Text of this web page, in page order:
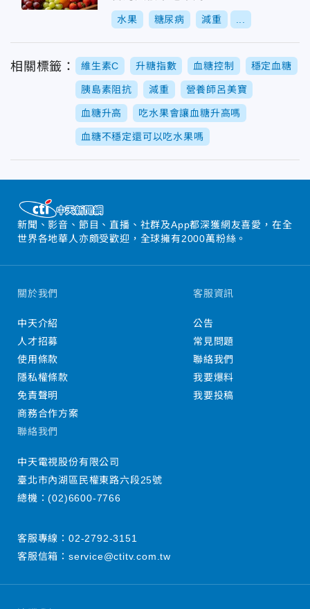
水果 糖尿病 減重
相關標籤： 維生素C 升糖指數 血糖控制 穩定血糖
胰島素阻抗 減重 營養師呂美寶
血糖升高 吃水果會讓血糖升高嗎
血糖不穩定還可以吃水果嗎
新聞、影音、節目、直播、社群及App都深獲網友喜愛，在全
世界各地華人亦頗受歡迎，全球擁有2000萬粉絲。
關於我們
中天介紹
人才招募
使用條款
隱私權條款
免責聲明
商務合作方案
客服資訊
公告
常見問題
聯絡我們
我要爆料
我要投稿
聯絡我們
中天電視股份有限公司
臺北市內湖區民權東路六段25號
總機：(02)6600-7766
客服專線： 02-2792-3151
客服信箱： service@ctitv.com.tw